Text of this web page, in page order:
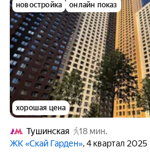
новостройка онлайн показ
хорошая цена
Тушинская
18 мин.
ЖК «Скай Гарден», 4 квартал 2025